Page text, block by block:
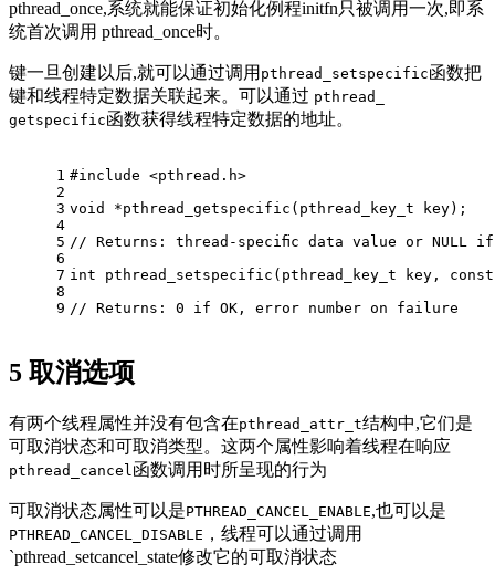
pthread_once,系统就能保证初始化例程initfn只被调用一次,即系
统首次调用 pthread_once时。
键一旦创建以后,就可以通过调用 pthread_setspecific函数把
键和线程特定数据关联起来。可以通过 pthread_
getspecific函数获得线程特定数据的地址。
1
2
3
4
5
6
7
8
9
#include <pthread.h>
void
*pthread_getspecific ( pthread_key_t key) ;
// Returns: thread-speciﬁc data value or NULL
int
pthread_setspecific ( pthread_key_t key, const
// Returns: 0 if OK, error number on failure
5 取消选项
有两个线程属性并没有包含在pthread_attr_t结构中,它们是
可取消状态和可取消类型。这两个属性影响着线程在响应
pthread_cancel函数调用时所呈现的行为
可取消状态属性可以是PTHREAD_CANCEL_ENABLE,也可以是
PTHREAD_CANCEL_DISABLE ，线程可以通过调用
`pthread_setcancel_state修改它的可取消状态